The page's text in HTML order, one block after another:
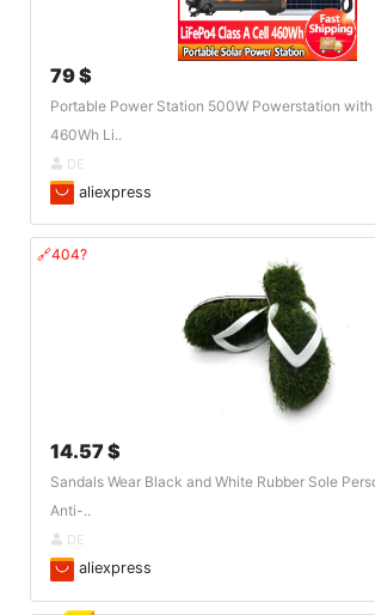
79 $
Portable Power Station 500W Powerstation
460Wh Li..
DE
aliexpress
🔗404?
14.57 $
Sandals Wear Black and White Rubber Sole
Anti-..
DE
aliexpress